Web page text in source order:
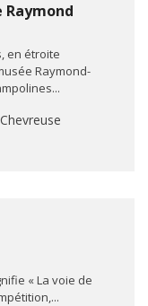
Raymond
en étroite
Raymond-
« La voie de